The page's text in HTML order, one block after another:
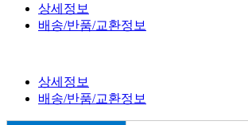
상세정보
배송/반품/교환정보
상세정보
배송/반품/교환정보